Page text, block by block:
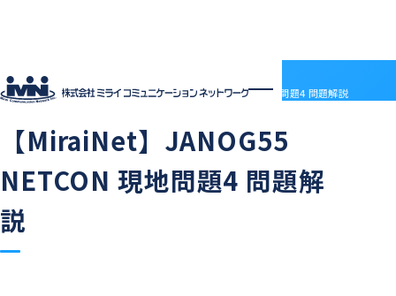
企業情報
企業情報トップ
会社概要
電子決済等代行業について
沿革
部門紹介
アクセス
サービス
サービストップ
ドメインセンター
Mirai DC
LGWAN接続サービス
採用情報
ABOUT MIRAI
社員ブログ
アクセス
社員ブログ
HOME 社員ブログ 【MiraiNet】JANOG55 NETCON 現地問題4 問題解説
【MiraiNet】JANOG55
NETCON 現地問題4 問題解
説